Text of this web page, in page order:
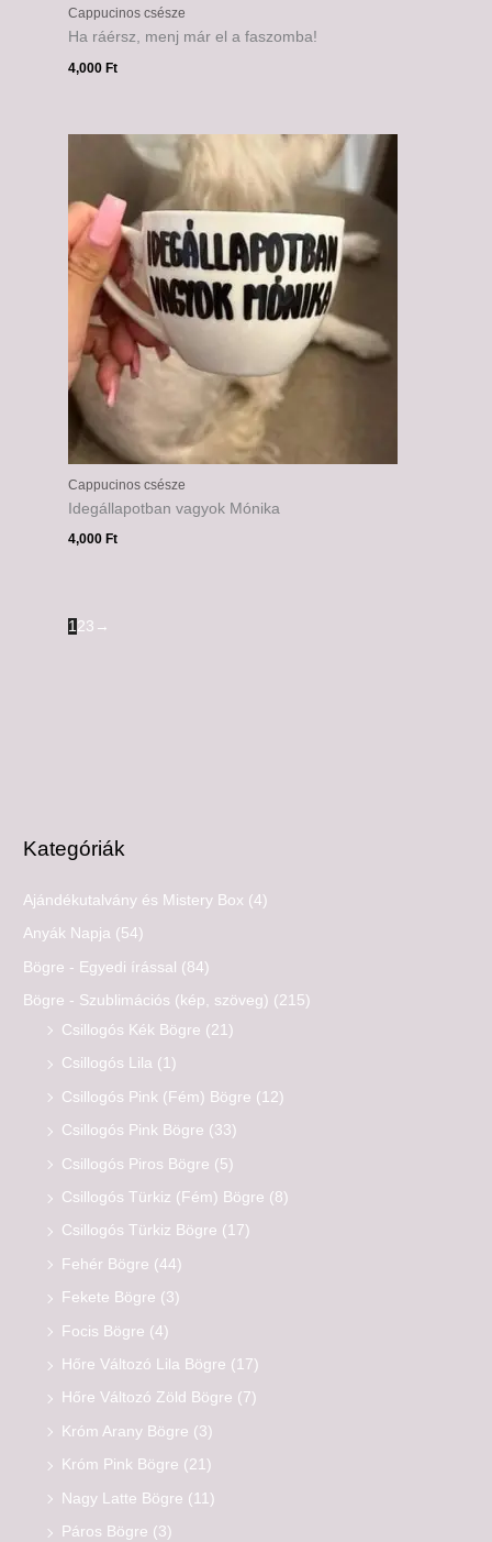
Kategóriák
Ajándékutalvány és Mistery Box (4)
Anyák Napja (54)
Bögre - Egyedi írással (84)
Bögre - Szublimációs (kép, szöveg) (215)
Csillogós Kék Bögre (21)
Csillogós Lila (1)
Csillogós Pink (Fém) Bögre (12)
Csillogós Pink Bögre (33)
Csillogós Piros Bögre (5)
Csillogós Türkiz (Fém) Bögre (8)
Csillogós Türkiz Bögre (17)
Fehér Bögre (44)
Fekete Bögre (3)
Focis Bögre (4)
Hőre Változó Lila Bögre (17)
Hőre Változó Zöld Bögre (7)
Króm Arany Bögre (3)
Króm Pink Bögre (21)
Nagy Latte Bögre (11)
Páros Bögre (3)
Cappucinos csésze
Ha ráérsz, menj már el a faszomba!
4,000Ft
Cappucinos csésze
Idegállapotban vagyok Mónika
4,000 Ft
123 →